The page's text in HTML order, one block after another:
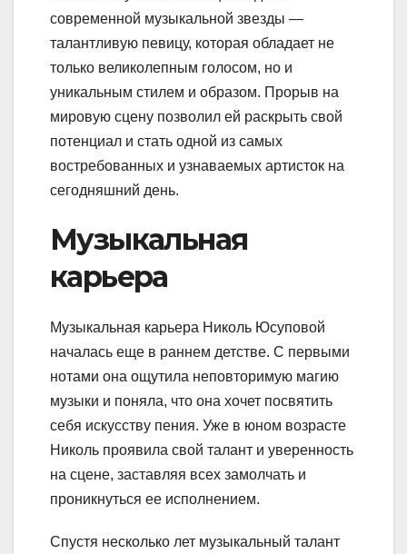
современной музыкальной звезды —
талантливую певицу, которая обладает не
только великолепным голосом, но и
уникальным стилем и образом. Прорыв на
мировую сцену позволил ей раскрыть свой
потенциал и стать одной из самых
востребованных и узнаваемых артисток на
сегодняшний день.
Музыкальная
карьера
Музыкальная карьера Николь Юсуповой
началась еще в раннем детстве. С первыми
нотами она ощутила неповторимую магию
музыки и поняла, что она хочет посвятить
себя искусству пения. Уже в юном возрасте
Николь проявила свой талант и уверенность
на сцене, заставляя всех замолчать и
проникнуться ее исполнением.
Спустя несколько лет музыкальный талант